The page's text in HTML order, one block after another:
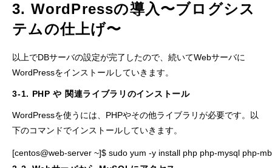
3. WordPressの導入〜ブログシス
テムの仕上げ〜
以上でDBサーバの設定が完了したので、続いてWebサーバに
WordPressをインストールしていきます。
3-1. PHP や 関連ライブラリのインストール
WordPressを使うには、PHPやその他ライブラリが必要です。以
下のコマンドでインストールしていきます。
[centos@web-server ~]$ sudo yum -y install php php-mysql php-